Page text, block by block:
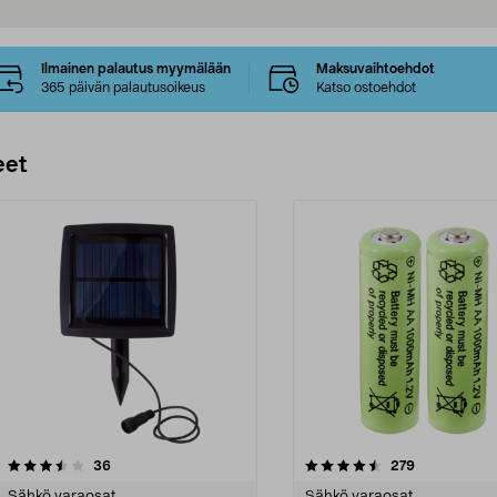
Ilmainen palautus myymälään
365 päivän palautusoikeus
Maksuvaihtoehdot
Katso ostoehdot
36arvostelut
4.5 viidestä
279arvostelut
4.5 viidestä